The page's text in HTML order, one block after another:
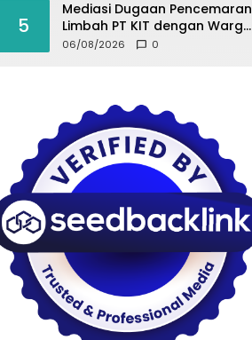
5
Mediasi Dugaan Pencemaran
Limbah PT KIT dengan Warga
Desa Kurup Berujung Buntu
06/08/2026 0